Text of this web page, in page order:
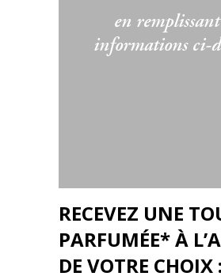
en remplissant
informations ci-
RECEVEZ UNE
PARFUMÉE* À
DE VOTRE CHOIX :